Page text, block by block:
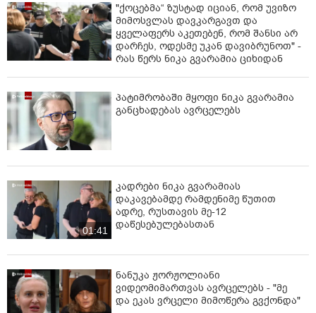
"ქოცებმა“ ზუსტად იციან, რომ უვიზო
მიმოსვლას დავკარგავთ და
ყველაფერს აკეთებენ, რომ შანსი არ
დარჩეს, ოდესმე უკან დავიბრუნოთ" -
რას წერს ნიკა გვარამია ციხიდან
პატიმრობაში მყოფი ნიკა გვარამია
განცხადებას ავრცელებს
01:41
კადრები ნიკა გვარამიას
დაკავებამდე რამდენიმე წუთით
ადრე, რუსთავის მე-12
დაწესებულებასთან
ნანუკა ჟორჟოლიანი
ვიდეომიმართვას ავრცელებს - "მე
და ეკას ვრცელი მიმოწერა გვქონდა"